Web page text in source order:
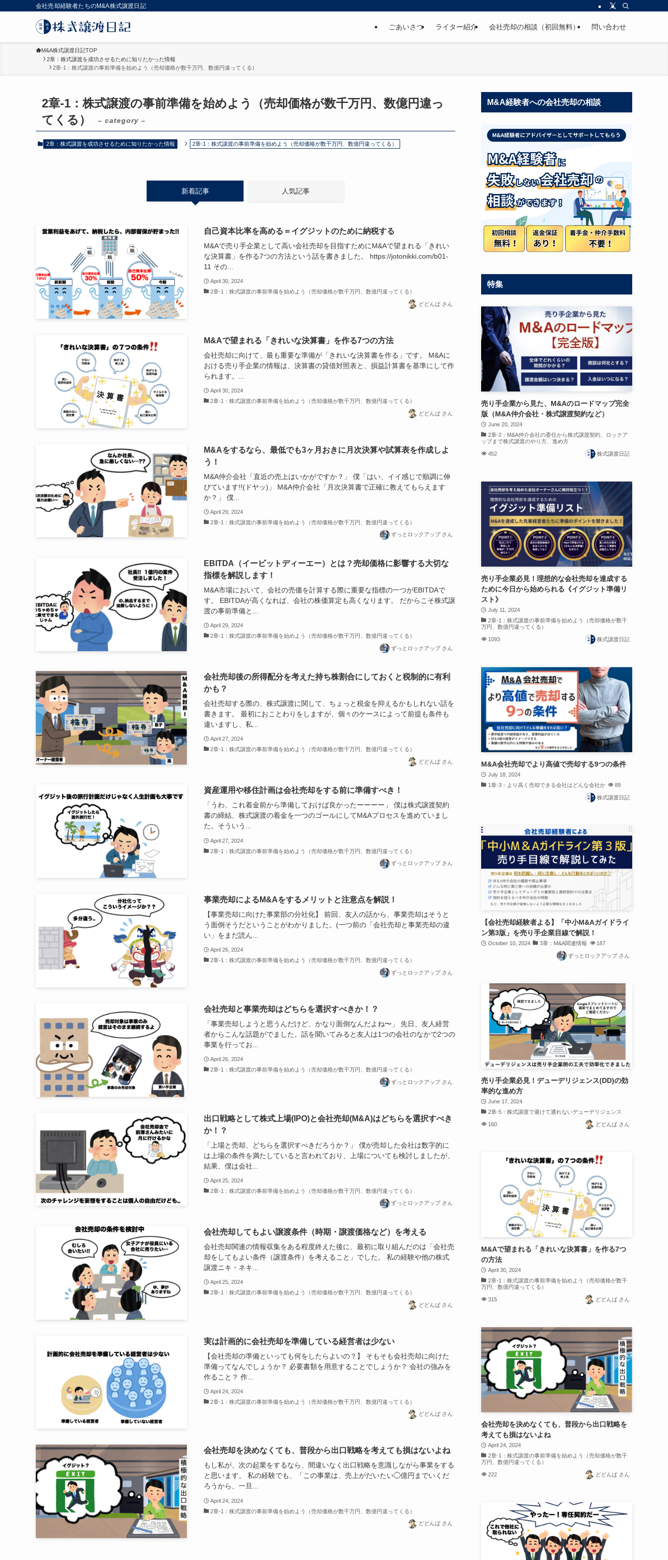
会社売却経験者たちのM&A株式譲渡日記
ごあいさつ ライター紹介 会社売却の相談（初回無料） 問い合わせ
M&A株式譲渡日記TOP
2章：株式譲渡を成功させるために知りたかった情報
2章-1：株式譲渡の事前準備を始めよう（売却価格が数千万円、数億円違ってくる）
2章-1：株式譲渡の事前準備を始めよう（売却価格が数千万円、数億円違っ
てくる）
– category –
2章：株式譲渡を成功させるために知りたかった情報 2章-1：株式譲渡の事前準備を始めよう（売却価格が数千万円、数億円違ってくる）
新着記事 人気記事
自己資本比率を高める＝イグジットのために納税する
M&Aで売り手企業として高い会社売却を目指すためにM&Aで望まれる「きれい
な決算書」を作る7つの方法という話を書きました。 https://jotonikki.com/b01-
11 その...
April 30, 2024
2章-1：株式譲渡の事前準備を始めよう（売却価格が数千万円、数億円違ってくる）
どどんぱ さん
M&Aで望まれる「きれいな決算書」を作る7つの方法
会社売却に向けて、最も重要な準備が「きれいな決算書を作る」です。 M&Aに
おける売り手企業の情報は、決算書の貸借対照表と、損益計算書を基準にして作
られます。...
April 30, 2024
2章-1：株式譲渡の事前準備を始めよう（売却価格が数千万円、数億円違ってくる）
どどんぱ さん
M&Aをするなら、最低でも3ヶ月おきに月次決算や試算表を作成しよ
う！
M&A仲介会社「直近の売上はいかがですか？」 僕「はい、イイ感じで順調に伸
びています!!(ドヤッ)」 M&A仲介会社「月次決算書で正確に教えてもらえます
か？」 僕...
April 29, 2024
2章-1：株式譲渡の事前準備を始めよう（売却価格が数千万円、数億円違ってくる）
ずっとロックアップ さん
EBITDA（イービットディーエー）とは？売却価格に影響する大切な
指標を解説します！
M&A市場において、会社の売価を計算する際に重要な指標の一つがEBITDAで
す。 EBITDAが高くなれば、会社の株価算定も高くなります。 だからこそ株式譲
渡の事前準備と...
April 29, 2024
2章-1：株式譲渡の事前準備を始めよう（売却価格が数千万円、数億円違ってくる）
ずっとロックアップ さん
会社売却後の所得配分を考えた持ち株割合にしておくと税制的に有利
かも？
会社売却する際の、株式譲渡に関して、ちょっと税金を抑えるかもしれない話を
書きます。 最初におことわりをしますが、個々のケースによって前提も条件も
違いますし、私...
April 27, 2024
2章-1：株式譲渡の事前準備を始めよう（売却価格が数千万円、数億円違ってくる）
どどんぱ さん
資産運用や移住計画は会社売却をする前に準備すべき！
「うわ、これ着金前から準備しておけば良かったーーーー」 僕は株式譲渡契約
書の締結、株式譲渡の着金を一つのゴールにしてM&Aプロセスを進めていまし
た。そういう...
April 27, 2024
2章-1：株式譲渡の事前準備を始めよう（売却価格が数千万円、数億円違ってくる）
ずっとロックアップ さん
事業売却によるM&Aをするメリットと注意点を解説！
【事業売却に向けた事業部の分社化】 前回、友人の話から、事業売却はそうと
う面倒そうだということがわかりました。(一つ前の「会社売却と事業売却の違
い」をまだ読ん...
April 26, 2024
2章-1：株式譲渡の事前準備を始めよう（売却価格が数千万円、数億円違ってくる）
ずっとロックアップ さん
会社売却と事業売却はどちらを選択すべきか！？
「事業売却しようと思うんだけど、かなり面倒なんだよね〜」 先日、友人経営
者からこんな話題がでました。話を聞いてみると友人は1つの会社のなかで2つの
事業を行ってお...
April 26, 2024
2章-1：株式譲渡の事前準備を始めよう（売却価格が数千万円、数億円違ってくる）
ずっとロックアップ さん
出口戦略として株式上場(IPO)と会社売却(M&A)はどちらを選択すべき
か！？
「上場と売却、どちらを選択すべきだろうか？」 僕が売却した会社は数字的に
は上場の条件を満たしていると言われており、上場についても検討しましたが、
結果、僕は会社...
April 25, 2024
2章-1：株式譲渡の事前準備を始めよう（売却価格が数千万円、数億円違ってくる）
ずっとロックアップ さん
会社売却してもよい譲渡条件（時期・譲渡価格など）を考える
会社売却関連の情報収集をある程度終えた後に、最初に取り組んだのは「会社売
却をしてもよい条件（譲渡条件）を考えること」でした。 私の経験や他の株式
譲渡ニキ・ネキ...
April 25, 2024
2章-1：株式譲渡の事前準備を始めよう（売却価格が数千万円、数億円違ってくる）
どどんぱ さん
実は計画的に会社売却を準備している経営者は少ない
【会社売却の準備といっても何をしたらよいの？】 そもそも会社売却に向けた
準備ってなんでしょうか？ 必要書類を用意することでしょうか？ 会社の強みを
作ること？ 作...
April 24, 2024
2章-1：株式譲渡の事前準備を始めよう（売却価格が数千万円、数億円違ってくる）
どどんぱ さん
会社売却を決めなくても、普段から出口戦略を考えても損はないよね
もし私が、次の起業をするなら、間違いなく出口戦略を意識しながら事業をする
と思います。 私の経験でも、「この事業は、売上がだいたい◯億円までいくだ
ろうから、一旦...
April 24, 2024
2章-1：株式譲渡の事前準備を始めよう（売却価格が数千万円、数億円違ってくる）
どどんぱ さん
M&A経験者への会社売却の相談
特集
売り手企業から見た、M&Aのロードマップ完全
版（M&A仲介会社・株式譲渡契約など）
June 20, 2024
2章-2：M&A仲介会社の委任から株式譲渡契約、ロックア
ップまで株式譲渡のやり方、進め方
452 株式譲渡日記
売り手企業必見！理想的な会社売却を達成する
ために今日から始められる《イグジット準備リ
スト》
July 11, 2024
2章-1：株式譲渡の事前準備を始めよう（売却価格が数千
万円、数億円違ってくる）
1093 株式譲渡日記
M&A会社売却でより高値で売却する9つの条件
July 18, 2024
1章-3：より高く売却できる会社はどんな会社か
89
株式譲渡日記
【会社売却経験者よる】「中小M&Aガイドライ
ン第3版」を売り手企業目線で解説！
October 10, 2024 3章：M&A関連情報 187
ずっとロックアップ さん
売り手企業必見！デューデリジェンス(DD)の効
率的な進め方
June 17, 2024
2章-5：株式譲渡で避けて通れないデューデリジェンス
160 どどんぱ さん
M&Aで望まれる「きれいな決算書」を作る7つ
の方法
April 30, 2024
2章-1：株式譲渡の事前準備を始めよう（売却価格が数千
万円、数億円違ってくる）
315 どどんぱ さん
会社売却を決めなくても、普段から出口戦略を
考えても損はないよね
April 24, 2024
2章-1：株式譲渡の事前準備を始めよう（売却価格が数千
万円、数億円違ってくる）
222 どどんぱ さん